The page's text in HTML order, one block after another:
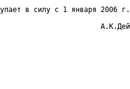
в силу с 1 января 2006 г.